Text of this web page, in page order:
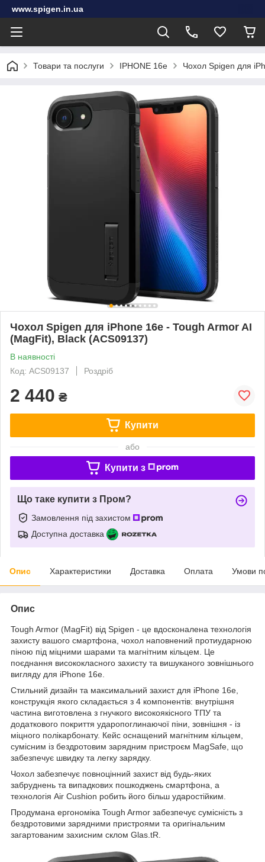
www.spigen.in.ua
Товари та послуги IPHONE 16e Чохол Spigen для
Чохол Spigen для iPhone 16e - Tough Armor AI
(MagFit), Black (ACS09137)
В наявності
Код: ACS09137
Роздріб
2 440 ₴
Купити
або
Купити з
Що таке купити з Пром?
Замовлення під захистом
Доступна доставка
Опис Характеристики Доставка Оплата Умови
Опис
Tough Armor (MagFit) від Spigen - це вдосконалена технологія
захисту вашого смартфона, чохол наповнений протиударною
піною під міцними шарами та магнітним кільцем. Це
поєднання висококласного захисту та вишуканого зовнішнього
вигляду для iPhone 16e.
Стильний дизайн та максимальний захист для iPhone 16e,
конструкція якого складається з 4 компонентів: внутрішня
частина виготовлена з гнучкого високоякісного ТПУ та
додаткового покриття ударопоглинаючої піни, зовнішня - із
міцного полікарбонату. Кейс оснащений магнітним кільцем,
сумісним із бездротовим зарядним пристроєм MagSafe, що
забезпечує швидку та легку зарядку.
Чохол забезпечує повноцінний захист від будь-яких
забруднень та випадкових пошкоджень смартфона, а
технологія Air Cushion робить його більш ударостійким.
Продумана ергономіка Tough Armor забезпечує сумісність з
бездротовими зарядними пристроями та оригінальним
загартованим захисним склом Glas.tR.